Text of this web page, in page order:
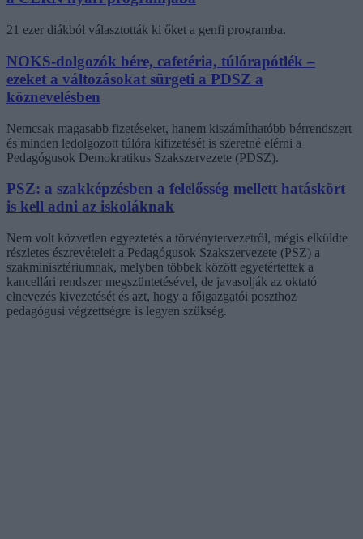
21 ezer diákból választották ki őket a genfi programba.
NOKS-dolgozók bére, cafetéria, túlórapótlék –
ezeket a változásokat sürgeti a PDSZ a
köznevelésben
Nemcsak magasabb fizetéseket, hanem kiszámíthatóbb bérrendszert
és minden ledolgozott túlóra kifizetését is szeretné elérni a
Pedagógusok Demokratikus Szakszervezete (PDSZ).
PSZ: a szakképzésben a felelősség mellett hatáskört
is kell adni az iskoláknak
Nem volt közvetlen egyeztetés a törvénytervezetről, mégis elküldte
részletes észrevételeit a Pedagógusok Szakszervezete (PSZ) a
szakminisztériumnak, melyben többek között egyetértettek a
kancellári rendszer megszüntetésével, de javasolják az oktató
elnevezés kivezetését és azt, hogy a főigazgatói poszthoz
pedagógusi végzettségre is legyen szükség.